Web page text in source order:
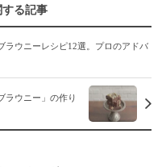
る記事
ラウニーレシピ12選。プロのアドバ
ラウニー」の作り